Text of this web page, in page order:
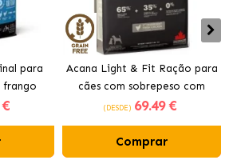
para
frango
Acana Light & Fit Ração para
cães com sobrepeso com
frango fresco
(DESDE) 69.49 €
Comprar